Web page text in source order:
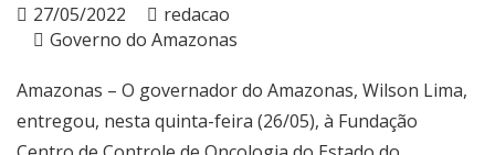
27/05/2022
redacao
Governo do Amazonas
Amazonas – O governador do Amazonas, Wilson Lima,
entregou, nesta quinta-feira (26/05), à Fundação